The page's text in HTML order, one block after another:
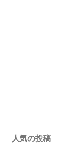
人気の投稿